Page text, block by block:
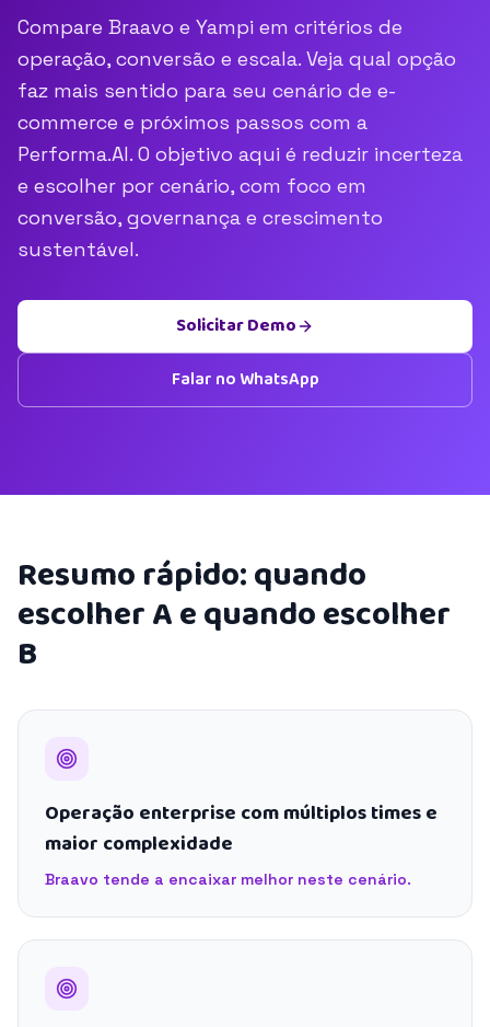
Compare Braavo e Yampi em critérios de
operação, conversão e escala. Veja qual opção
faz mais sentido para seu cenário de e-
commerce e próximos passos com a
Performa.AI. O objetivo aqui é reduzir incerteza
e escolher por cenário, com foco em
conversão, governança e crescimento
sustentável.
Solicitar Demo
Falar no WhatsApp
Resumo rápido: quando
escolher A e quando escolher
B
Operação enterprise com múltiplos times e
maior complexidade
Braavo tende a encaixar melhor neste cenário.